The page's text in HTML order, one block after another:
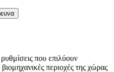
που επιλύουν
περιοχές της χώρας